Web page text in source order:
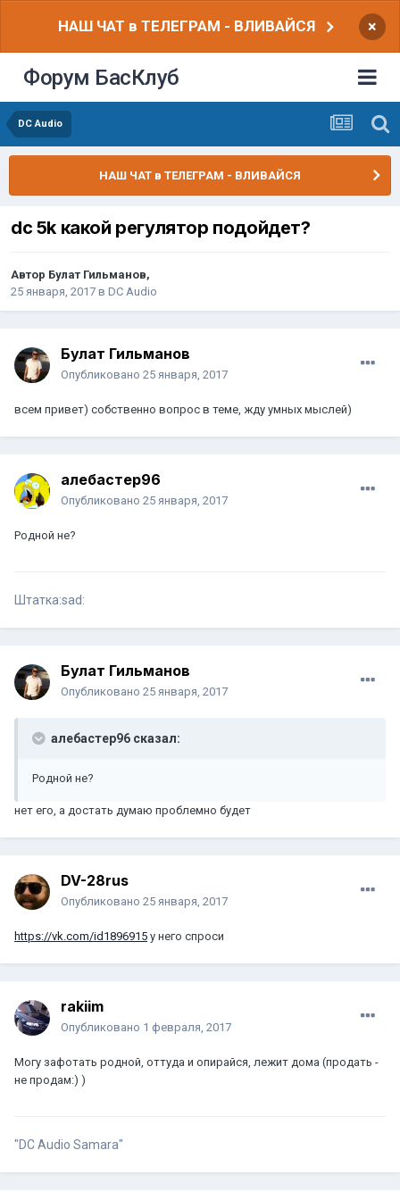
НАШ ЧАТ в ТЕЛЕГРАМ - ВЛИВАЙСЯ ×
Форум БасКлуб
DC Audio
НАШ ЧАТ в ТЕЛЕГРАМ - ВЛИВАЙСЯ
dc 5k какой регулятор подойдет?
Автор Булат Гильманов,
25 января, 2017 в DC Audio
Булат Гильманов
Опубликовано 25 января, 2017
всем привет) собственно вопрос в теме, жду умных мыслей)
алебастер96
Опубликовано 25 января, 2017
Родной не?
Штатка:sad:
Булат Гильманов
Опубликовано 25 января, 2017
алебастер96 сказал:
Родной не?
нет его, а достать думаю проблемно будет
DV-28rus
Опубликовано 25 января, 2017
https://vk.com/id1896915 у него спроси
rakiim
Опубликовано 1 февраля, 2017
Могу зафотать родной, оттуда и опирайся, лежит дома (продать -
не продам:) )
"DC Audio Samara"